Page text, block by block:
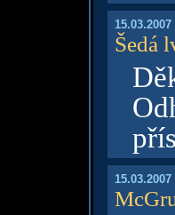
15.03.2007
Šedá
15.03.2007